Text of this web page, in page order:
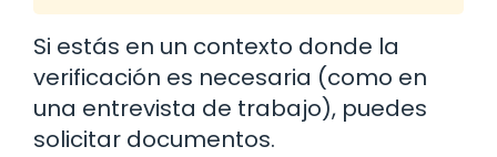
Si estás en un contexto donde la
verificación es necesaria (como en
una entrevista de trabajo), puedes
solicitar documentos.